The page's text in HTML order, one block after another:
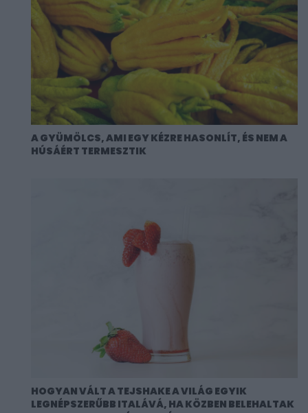
A GYÜMÖLCS, AMI EGY KÉZRE HASONLÍT, ÉS NEM A
HÚSÁÉRT TERMESZTIK
HOGYAN VÁLT A TEJSHAKE A VILÁG EGYIK
LEGNÉPSZERŰBB ITALÁVÁ, HA KÖZBEN BELEHALTAK